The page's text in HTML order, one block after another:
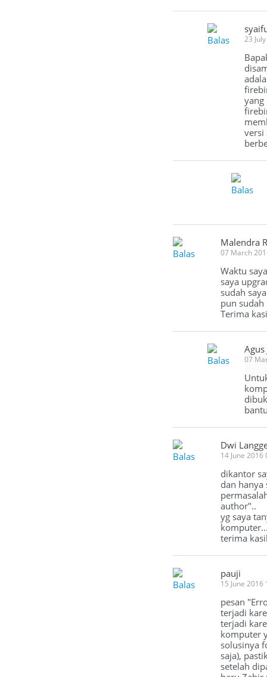
Balas 23
versi
Balas
Balas
Malendra
07 March
Waktu
saya
sudah
pun sudah
Terima
Balas
Agus
07
Balas
Dwi
14 June 2016
dikantor
dan
author"..
yg saya
terima
Balas
pauji
15 June 2016
pesan
terjadi
terjadi
komputer
solusinya
saja),
setelah